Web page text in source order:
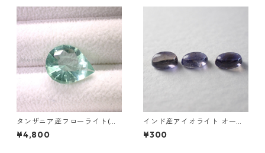
タンザニア産フローライト(蛍
光) ペアシェイプカットルース
5.46ct 13.8mm*10.8mm*7.0
¥4,800
インド産アイオライト オーバ
ルカボション0.25ct前後 5mm
*3mm前後
¥300